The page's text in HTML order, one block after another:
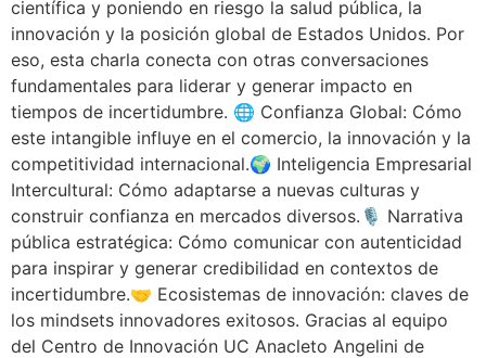
científica y poniendo en riesgo la salud pública, la
innovación y la posición global de Estados Unidos. Por
eso, esta charla conecta con otras conversaciones
fundamentales para liderar y generar impacto en
tiempos de incertidumbre. 🌐 Confianza Global: Cómo
este intangible influye en el comercio, la innovación y la
competitividad internacional.🌍 Inteligencia Empresarial
Intercultural: Cómo adaptarse a nuevas culturas y
construir confianza en mercados diversos.🎙️ Narrativa
pública estratégica: Cómo comunicar con autenticidad
para inspirar y generar credibilidad en contextos de
incertidumbre.🤝 Ecosistemas de innovación: claves de
los mindsets innovadores exitosos. Gracias al equipo
del Centro de Innovación UC Anacleto Angelini de